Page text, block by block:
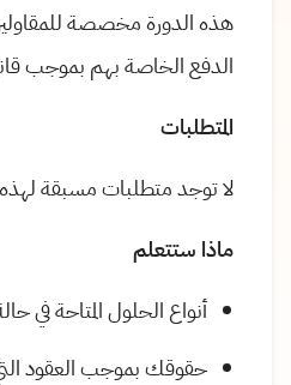
هذه الدورة مخصصة
الدفع الخاصة بهم بموجب
المتطلبات
لا توجد متطلبات مسبقة
ماذا ستتعلم
أنواع الحلول المتاحة في
حقوقك بموجب العقود